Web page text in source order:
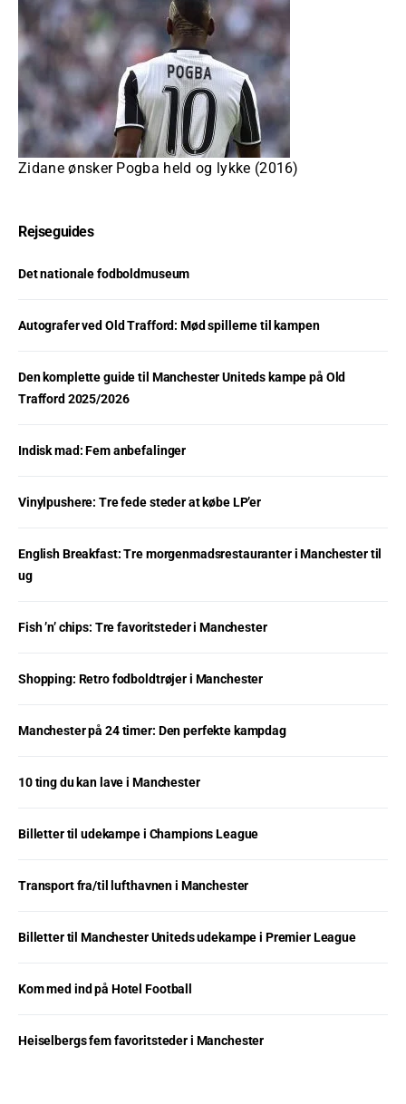
Zidane ønsker Pogba held og lykke (2016)
Rejseguides
Det nationale fodboldmuseum
Autografer ved Old Trafford: Mød spillerne til kampen
Den komplette guide til Manchester Uniteds kampe på Old
Trafford 2025/2026
Indisk mad: Fem anbefalinger
Vinylpushere: Tre fede steder at købe LP’er
English Breakfast: Tre morgenmadsrestauranter i Manchester til
ug
Fish ’n’ chips: Tre favoritsteder i Manchester
Shopping: Retro fodboldtrøjer i Manchester
Manchester på 24 timer: Den perfekte kampdag
10 ting du kan lave i Manchester
Billetter til udekampe i Champions League
Transport fra/til lufthavnen i Manchester
Billetter til Manchester Uniteds udekampe i Premier League
Kom med ind på Hotel Football
Heiselbergs fem favoritsteder i Manchester